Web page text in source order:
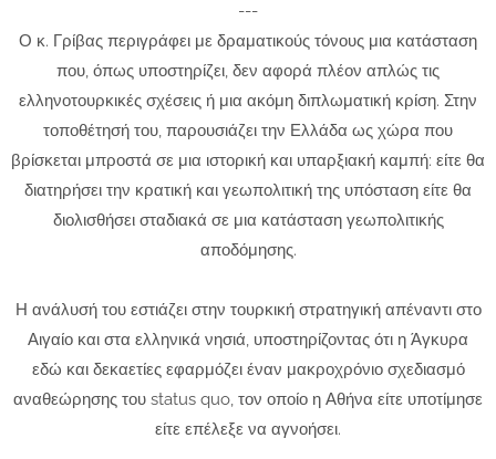
---
Ο κ. Γρίβας περιγράφει με δραματικούς τόνους μια κατάσταση
που, όπως υποστηρίζει, δεν αφορά πλέον απλώς τις
ελληνοτουρκικές σχέσεις ή μια ακόμη διπλωματική κρίση. Στην
τοποθέτησή του, παρουσιάζει την Ελλάδα ως χώρα που
βρίσκεται μπροστά σε μια ιστορική και υπαρξιακή καμπή: είτε θα
διατηρήσει την κρατική και γεωπολιτική της υπόσταση είτε θα
διολισθήσει σταδιακά σε μια κατάσταση γεωπολιτικής
αποδόμησης.
Η ανάλυσή του εστιάζει στην τουρκική στρατηγική απέναντι στο
Αιγαίο και στα ελληνικά νησιά, υποστηρίζοντας ότι η Άγκυρα
εδώ και δεκαετίες εφαρμόζει έναν μακροχρόνιο σχεδιασμό
αναθεώρησης του status quo, τον οποίο η Αθήνα είτε υποτίμησε
είτε επέλεξε να αγνοήσει.